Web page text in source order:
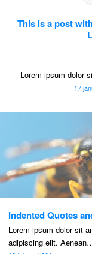
This is a post
Lorem ipsum dolor
17
Indented Quotes
Lorem ipsum dolor sit
adipiscing elit.